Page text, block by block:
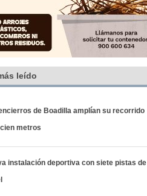
leído
de Boadilla amplían su recorrido
metros
instalación deportiva con siete pistas de